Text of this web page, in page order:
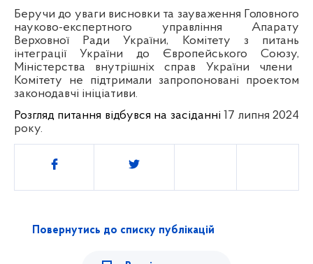
Беручи до уваги висновки та зауваження Головного
науково-експертного управління Апарату
Верховної Ради України, Комітету з питань
інтеграції України до Європейського Союзу,
Міністерства внутрішніх справ України члени
Комітету не підтримали запропоновані проектом
законодавчі ініціативи.
Розгляд питання відбувся на засіданні17 липня 2024
року.
Поділитись
Повернутись до списку публікацій